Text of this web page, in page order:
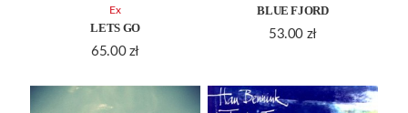
LETS GO
65.00 zł
Ex
BLUE FJORD
53.00 zł